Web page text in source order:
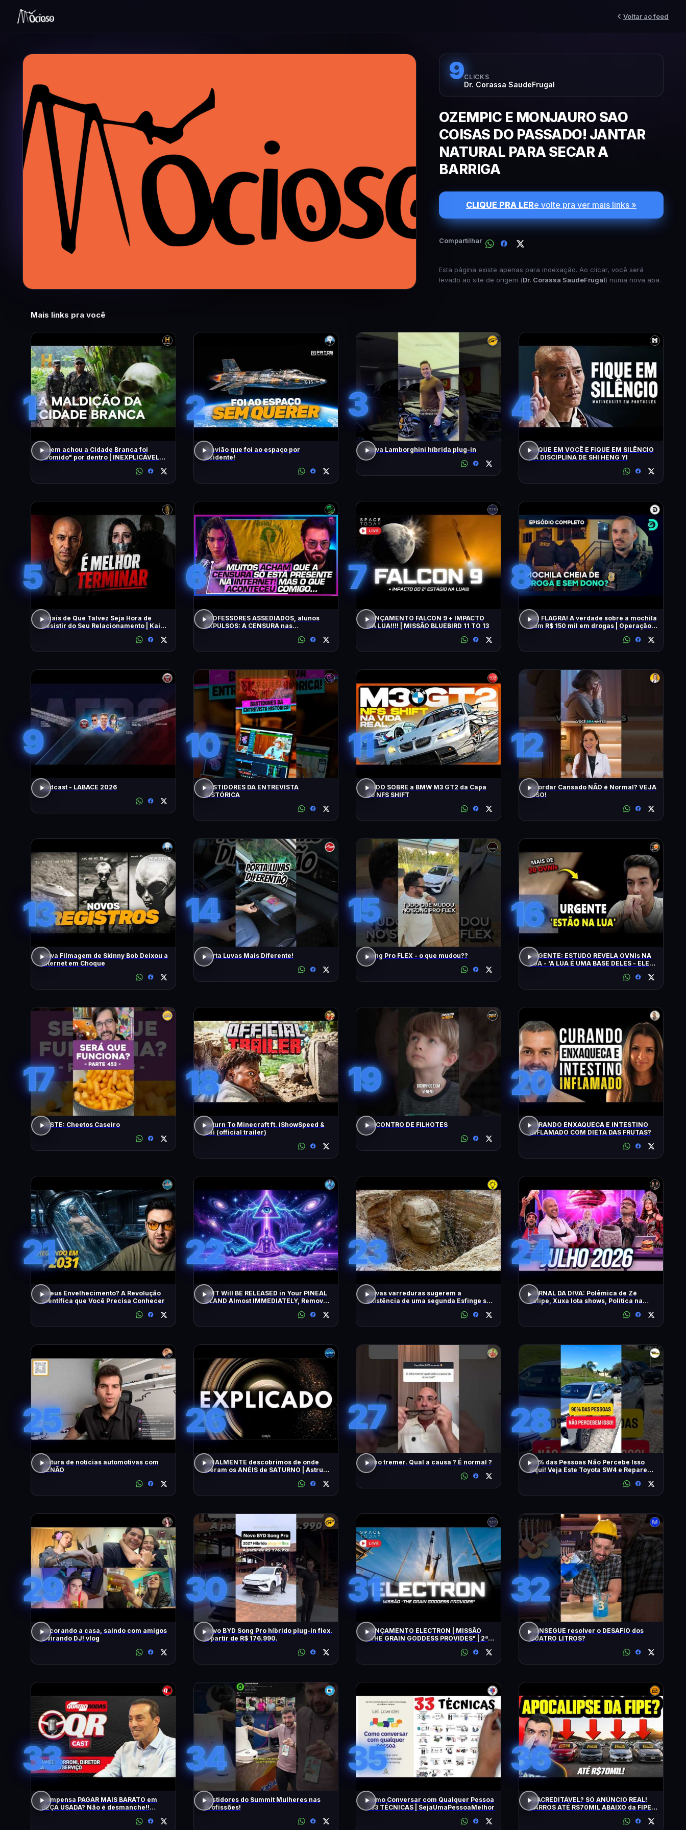
Voltar ao feed
9CLICKS
Dr. Corassa SaudeFrugal
OZEMPIC E MONJAURO SAO
COISAS DO PASSADO! JANTAR
NATURAL PARA SECAR A
BARRIGA
CLIQUE PRA LERe volte pra ver mais links »
Compartilhar
Esta página existe apenas para indexação. Ao clicar, você será
levado ao site de origem (Dr. Corassa SaudeFrugal) numa nova aba.
Mais links pra você
1
Quem achou a Cidade Branca foi
"comido" por dentro | INEXPLICÁVEL
2
O avião que foi ao espaço por
Acidente!
3
Nova Lamborghini híbrida plug-in
4
FOQUE EM VOCÊ E FIQUE EM SILÊNCIO
– A DISCIPLINA DE SHI HENG YI
5
Sinais de Que Talvez Seja Hora de
Desistir do Seu Relacionamento | Kaio
6
PROFESSORES ASSEDIADOS, alunos
EXPULSOS: A CENSURA nas
7
LANÇAMENTO FALCON 9 + IMPACTO
NA LUA!!!! | MISSÃO BLUEBIRD 11 TO 13
8
NO FLAGRA! A verdade sobre a mochila
com R$ 150 mil em drogas | Operação
9
Podcast - LABACE 2026
10
BASTIDORES DA ENTREVISTA
HISTÓRICA
11
TUDO SOBRE a BMW M3 GT2 da Capa
do NFS SHIFT
12
Acordar Cansado NÃO é Normal? VEJA
ISSO!
13
Nova Filmagem de Skinny Bob Deixou a
Internet em Choque
14
Porta Luvas Mais Diferente!
15
Song Pro FLEX - o que mudou??
16
URGENTE: ESTUDO REVELA OVNIs NA
LUA - 'A LUA É UMA BASE DELES - ELES
17
TESTE: Cheetos Caseiro
18
Return To Minecraft ft. iShowSpeed &
Kai (official trailer)
19
ENCONTRO DE FILHOTES
20
CURANDO ENXAQUECA E INTESTINO
INFLAMADO COM DIETA DAS FRUTAS?
21
Adeus Envelhecimento? A Revolução
Científica que Você Precisa Conhecer
22
DMT Will BE RELEASED in Your PINEAL
GLAND Almost IMMEDIATELY, Remove
23
Novas varreduras sugerem a
existência de uma segunda Esfinge sob
24
JORNAL DA DIVA: Polêmica de Zé
Felipe, Xuxa lota shows, Política na
25
Leitura de notícias automotivas com
XENÃO
26
FINALMENTE descobrimos de onde
vieram os ANÉIS de SATURNO | Astrum
27
Olho tremer. Qual a causa ? É normal ?
28
90% das Pessoas Não Percebe Isso
Aqui! Veja Este Toyota SW4 e Repare
29
decorando a casa, saindo com amigos
e virando DJ! vlog
30
Novo BYD Song Pro híbrido plug-in flex.
A partir de R$ 176.990.
31
LANÇAMENTO ELECTRON | MISSÃO
"THE GRAIN GODDESS PROVIDES" | 2ª
32
CONSEGUE resolver o DESAFIO dos
QUATRO LITROS?
33
Compensa PAGAR MAIS BARATO em
PEÇA USADA? Não é desmanche!!
34
Bastidores do Summit Mulheres nas
Profissões!
35
Como Conversar com Qualquer Pessoa
- 33 TÉCNICAS | SejaUmaPessoaMelhor
36
INACREDITÁVEL? SÓ ANÚNCIO REAL!
CARROS ATÉ R$70MIL ABAIXO da FIPE: